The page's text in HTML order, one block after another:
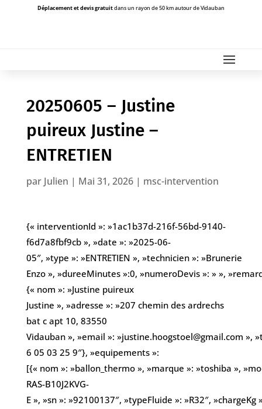
Déplacement et devis gratuitdans un rayon de 50 km autour de Vidauban
20250605 – Justine
puireux Justine –
ENTRETIEN
par Julien | Mai 31, 2026| msc-intervention
{« interventionId »: »1ac1b37d-216f-56bd-9140-
f6d7a8fbf9cb », »date »: »2025-06-
05″, »type »: »ENTRETIEN », »technicien »: »Brunerie
Enzo », »dureeMinutes »:0, »numeroDevis »: » »,
{« nom »: »Justine puireux
Justine », »adresse »: »207 chemin des ardrechs
bat c apt 10, 83550
Vidauban », »email »: »justine.hoogstoel@gmail.com »,
6 05 03 25 9″}, »equipements »:
[{« nom »: »ballon_thermo », »marque »: »toshiba »,
RAS-B10J2KVG-
E », »sn »: »92100137″, »typeFluide »: »R32″, »chargeKg